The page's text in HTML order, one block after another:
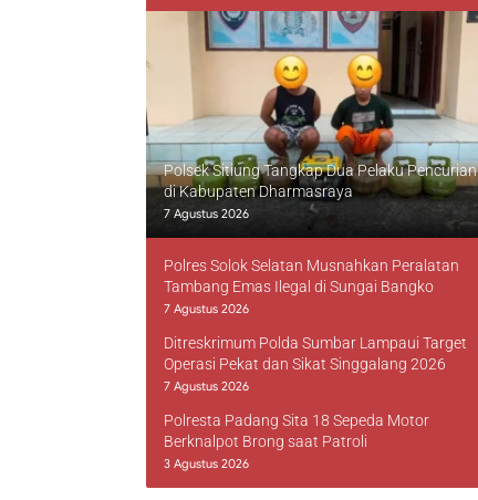
Polsek Sitiung Tangkap Dua Pelaku Pencurian
di Kabupaten Dharmasraya
7 Agustus 2026
Polres Solok Selatan Musnahkan Peralatan
Tambang Emas Ilegal di Sungai Bangko
7 Agustus 2026
Ditreskrimum Polda Sumbar Lampaui Target
Operasi Pekat dan Sikat Singgalang 2026
7 Agustus 2026
Polresta Padang Sita 18 Sepeda Motor
Berknalpot Brong saat Patroli
3 Agustus 2026